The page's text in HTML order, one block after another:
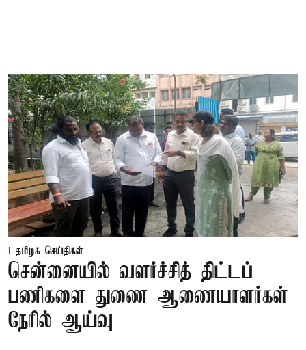
தமிழக செய்திகள்
சென்னையில் வளர்ச்சித் திட்டப்
பணிகளை துணை ஆணையாளர்கள்
நேரில் ஆய்வு